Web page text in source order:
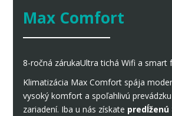
Max Comfort
8-ročná zárukaUltra ticháWifi a smart
Klimatizácia Max Comfort spája
vysoký komfort a spoľahlivú
zariadení. Iba u nás získate